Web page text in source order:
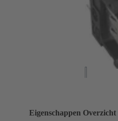
Eigenschappen Overzicht